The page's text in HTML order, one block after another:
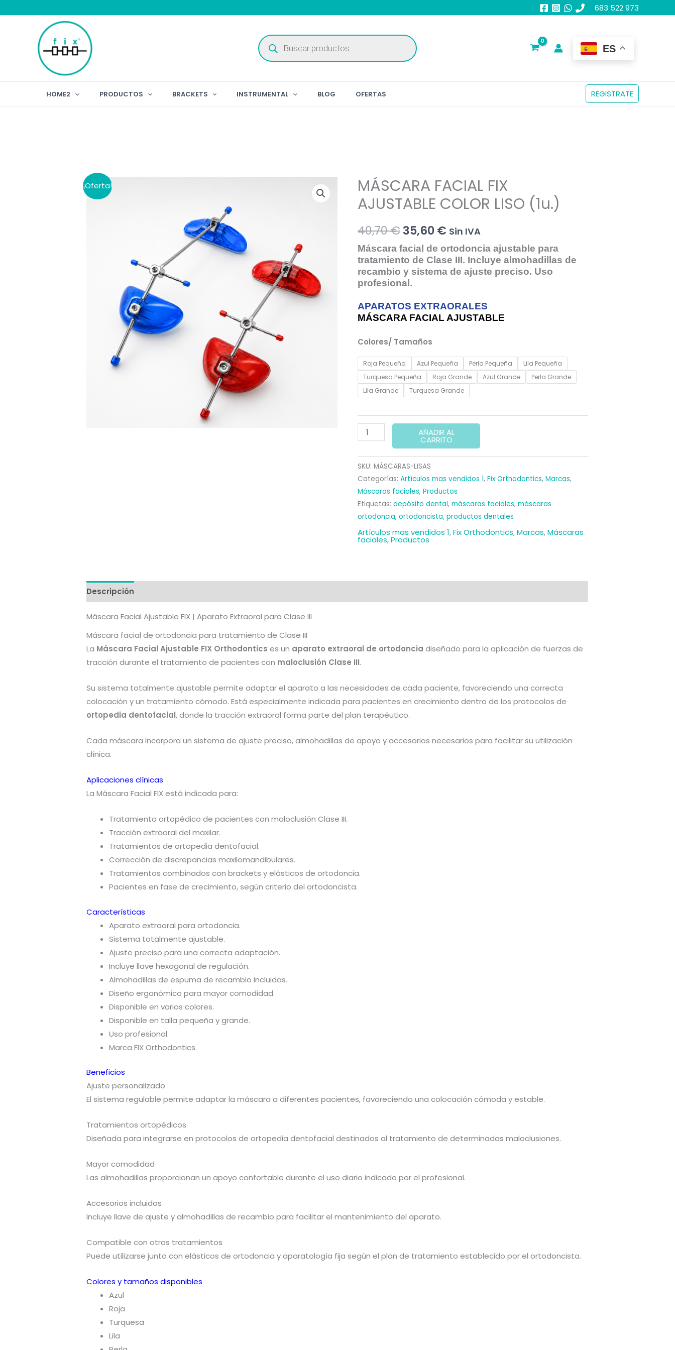
683 522 973
Búsqueda
de
productos ES
HOME2 PRODUCTOS BRACKETS INSTRUMENTAL BLOG OFERTAS REGISTRATE
¡Oferta!
MÁSCARA FACIAL FIX
AJUSTABLE COLOR LISO (1u.)
40,70€El
precio
original
era:
40,70 €.
35,60€ El
precio
actual
35,60 €.
Sin IVA
Máscara facial de ortodoncia ajustable para
tratamiento de Clase III. Incluye almohadillas de
recambio y sistema de ajuste preciso. Uso
profesional.
APARATOS EXTRAORALES
MÁSCARA FACIAL AJUSTABLE
Colores/ Tamaños
Roja Pequeña Azul Pequeña Perla Pequeña
Lila Pequeña
Turquesa Pequeña
Roja Grande Azul Grande
Perla Grande
Lila Grande
Turquesa Grande
MÁSCARA
FACIAL
FIX
AJUSTABLE
COLOR
(1u.)
AÑADIR AL
CARRITO
SKU: MÁSCARAS-LISAS
Categorías: Artículos mas vendidos 1, Fix Orthodontics, Marcas,
Máscaras faciales, Productos
Etiquetas: depósito dental, máscaras faciales, máscaras
ortodoncia, ortodoncista, productos dentales
Artículos mas vendidos 1,Fix Orthodontics,Marcas,Máscaras
faciales,Productos
Descripción
Máscara Facial Ajustable FIX | Aparato Extraoral para Clase III
Máscara facial de ortodoncia para tratamiento de Clase III
La Máscara Facial Ajustable FIX Orthodontics es un aparato extraoral de ortodoncia diseñado para la aplicación de fuerzas de
tracción durante el tratamiento de pacientes con maloclusión Clase III.
Su sistema totalmente ajustable permite adaptar el aparato a las necesidades de cada paciente, favoreciendo una correcta
colocación y un tratamiento cómodo. Está especialmente indicada para pacientes en crecimiento dentro de los protocolos de
ortopedia dentofacial, donde la tracción extraoral forma parte del plan terapéutico.
Cada máscara incorpora un sistema de ajuste preciso, almohadillas de apoyo y accesorios necesarios para facilitar su utilización
clínica.
Aplicaciones clínicas
La Máscara Facial FIX está indicada para:
Tratamiento ortopédico de pacientes con maloclusión Clase III.
Tracción extraoral del maxilar.
Tratamientos de ortopedia dentofacial.
Corrección de discrepancias maxilomandibulares.
Tratamientos combinados con brackets y elásticos de ortodoncia.
Pacientes en fase de crecimiento, según criterio del ortodoncista.
Características
Aparato extraoral para ortodoncia.
Sistema totalmente ajustable.
Ajuste preciso para una correcta adaptación.
Incluye llave hexagonal de regulación.
Almohadillas de espuma de recambio incluidas.
Diseño ergonómico para mayor comodidad.
Disponible en varios colores.
Disponible en talla pequeña y grande.
Uso profesional.
Marca FIX Orthodontics.
Beneficios
Ajuste personalizado
El sistema regulable permite adaptar la máscara a diferentes pacientes, favoreciendo una colocación cómoda y estable.
Tratamientos ortopédicos
Diseñada para integrarse en protocolos de ortopedia dentofacial destinados al tratamiento de determinadas maloclusiones.
Mayor comodidad
Las almohadillas proporcionan un apoyo confortable durante el uso diario indicado por el profesional.
Accesorios incluidos
Incluye llave de ajuste y almohadillas de recambio para facilitar el mantenimiento del aparato.
Compatible con otros tratamientos
Puede utilizarse junto con elásticos de ortodoncia y aparatología fija según el plan de tratamiento establecido por el ortodoncista.
Colores y tamaños disponibles
Azul
Roja
Turquesa
Lila